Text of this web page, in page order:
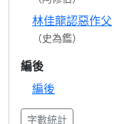
林佳龍認惡作父
（史為鑑）
編後
編後
字數統計